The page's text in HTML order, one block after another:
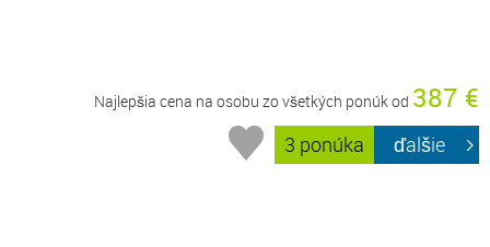
Najlepšia cena na osobu zo všetkých ponúk od 387 €
3 ponúka ďalšie